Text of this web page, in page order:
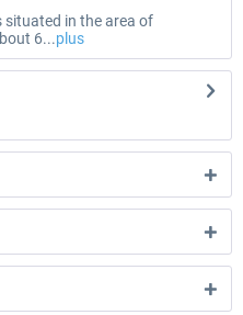
in the area of
6...plus